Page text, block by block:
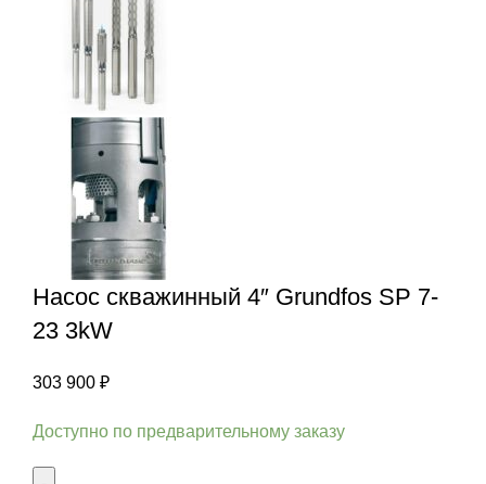
Насос скважинный 4″ Grundfos SP 7-
23 3kW
303 900 ₽
Доступно по предварительному заказу